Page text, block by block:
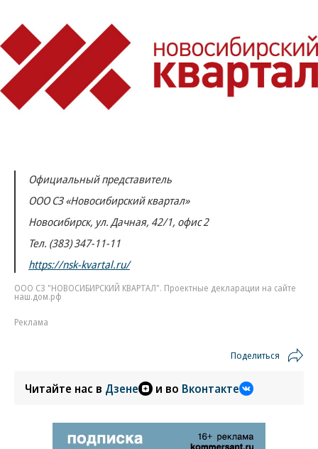
Официальный представитель
ООО СЗ «Новосибирский квартал»
Новосибирск, ул. Дачная, 42/1, офис 2
Тел. (383) 347-11-11
https://nsk-kvartal.ru/
ООО СЗ "НОВОСИБИРСКИЙ КВАРТАЛ". Проектные декларации на сайте
наш.дом.рф
Реклама
Поделиться
Читайте нас в Дзене и во Вконтакте